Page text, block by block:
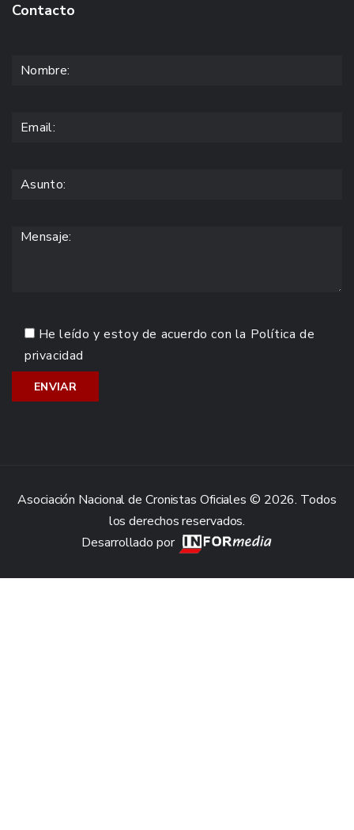
Contacto
He leído y estoy de acuerdo con la Política de
privacidad
Asociación Nacional de Cronistas Oficiales © 2026. Todos
los derechos reservados.
Desarrollado por